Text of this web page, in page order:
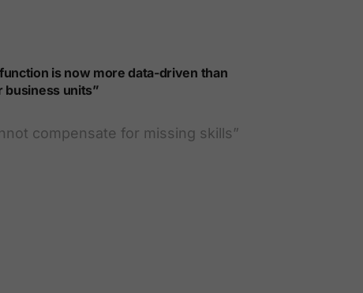
function is now more data-driven than
business units”